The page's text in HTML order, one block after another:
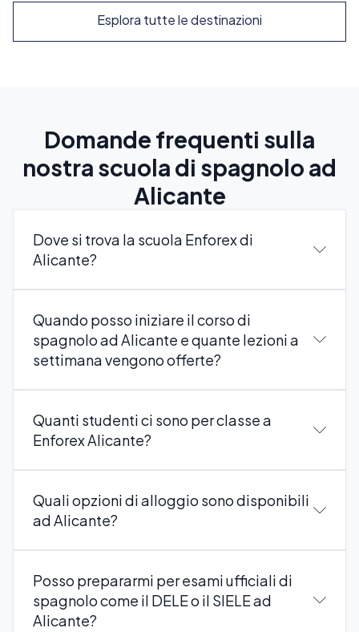
Esplora tutte le destinazioni
Domande frequenti sulla
nostra scuola di spagnolo ad
Alicante
Dove si trova la scuola Enforex di
Alicante?
Quando posso iniziare il corso di
spagnolo ad Alicante e quante lezioni a
settimana vengono offerte?
Quanti studenti ci sono per classe a
Enforex Alicante?
Quali opzioni di alloggio sono disponibili
ad Alicante?
Posso prepararmi per esami ufficiali di
spagnolo come il DELE o il SIELE ad
Alicante?